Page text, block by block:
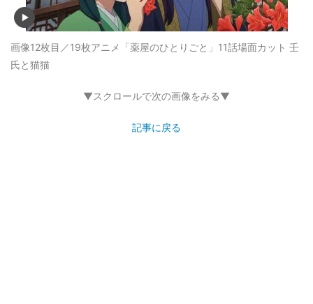
画像12枚目／19枚アニメ「薬屋のひとりごと」11話場面カット 壬
氏と猫猫
▼スクロールで次の画像をみる▼
記事に戻る